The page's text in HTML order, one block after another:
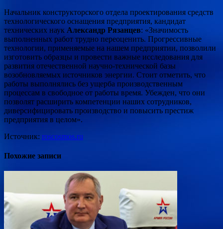
Начальник конструкторского отдела проектирования средств
технологического оснащения предприятия, кандидат
технических наук Александр Рязанцев: «Значимость
выполненных работ трудно переоценить. Прогрессивные
технологии, применяемые на нашем предприятии, позволили
изготовить образцы и провести важные исследования для
развития отечественной научно-технической базы
возобновляемых источников энергии. Стоит отметить, что
работы выполнялись без ущерба производственным
процессам в свободное от работы время. Убежден, что они
позволят расширить компетенции наших сотрудников,
диверсифицировать производство и повысить престиж
предприятия в целом».
Источник: roscosmos.ru
Похожие записи